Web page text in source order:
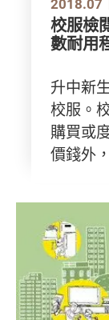
校服檢
數耐用
升中新
校服。
購買或
價錢外